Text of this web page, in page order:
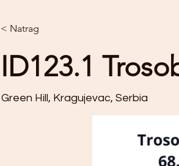
< Natrag
ID123.1
Green Hill, Kragujevac, Serbia